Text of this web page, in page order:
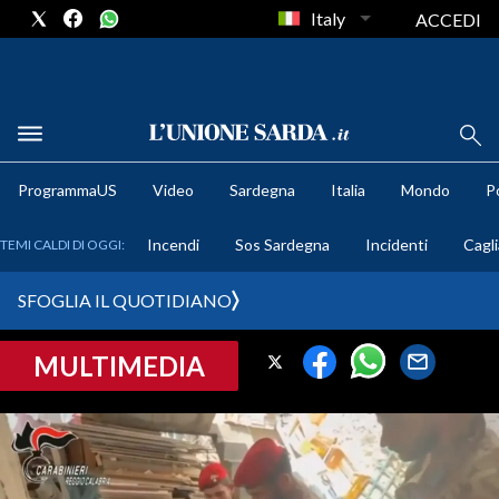
METEO
CRONACA SARDEGNA
PROVINCIA DI CAGLIARI
SULCIS IGLESIENTE
Italy ACCEDI
ProgrammaUS Video Sardegna Italia Mondo
TEMI CALDI DI OGGI: Incendi Sos Sardegna Incidenti
SFOGLIA IL QUOTIDIANO
MULTIMEDIA